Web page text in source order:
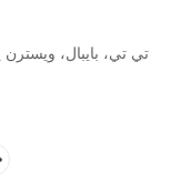
/ تي تي، بايبال،